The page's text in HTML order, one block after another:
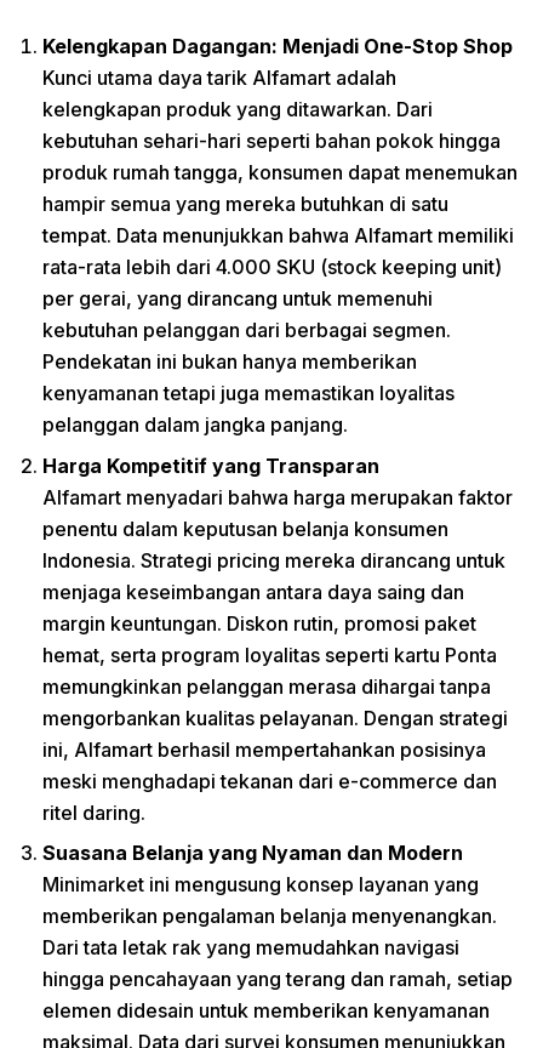
Kelengkapan Dagangan: Menjadi One-Stop Shop
Kunci utama daya tarik Alfamart adalah
kelengkapan produk yang ditawarkan. Dari
kebutuhan sehari-hari seperti bahan pokok hingga
produk rumah tangga, konsumen dapat menemukan
hampir semua yang mereka butuhkan di satu
tempat. Data menunjukkan bahwa Alfamart memiliki
rata-rata lebih dari 4.000 SKU (stock keeping unit)
per gerai, yang dirancang untuk memenuhi
kebutuhan pelanggan dari berbagai segmen.
Pendekatan ini bukan hanya memberikan
kenyamanan tetapi juga memastikan loyalitas
pelanggan dalam jangka panjang.
Harga Kompetitif yang Transparan
Alfamart menyadari bahwa harga merupakan faktor
penentu dalam keputusan belanja konsumen
Indonesia. Strategi pricing mereka dirancang untuk
menjaga keseimbangan antara daya saing dan
margin keuntungan. Diskon rutin, promosi paket
hemat, serta program loyalitas seperti kartu Ponta
memungkinkan pelanggan merasa dihargai tanpa
mengorbankan kualitas pelayanan. Dengan strategi
ini, Alfamart berhasil mempertahankan posisinya
meski menghadapi tekanan dari e-commerce dan
ritel daring.
Suasana Belanja yang Nyaman dan Modern
Minimarket ini mengusung konsep layanan yang
memberikan pengalaman belanja menyenangkan.
Dari tata letak rak yang memudahkan navigasi
hingga pencahayaan yang terang dan ramah, setiap
elemen didesain untuk memberikan kenyamanan
maksimal. Data dari survei konsumen menunjukkan